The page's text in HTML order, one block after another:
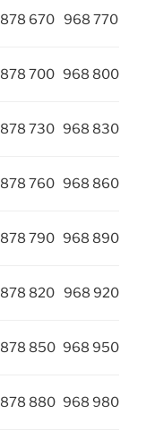
878 670 968 770
878 700 968 800
878 730 968 830
878 760 968 860
878 790 968 890
878 820 968 920
878 850 968 950
878 880 968 980